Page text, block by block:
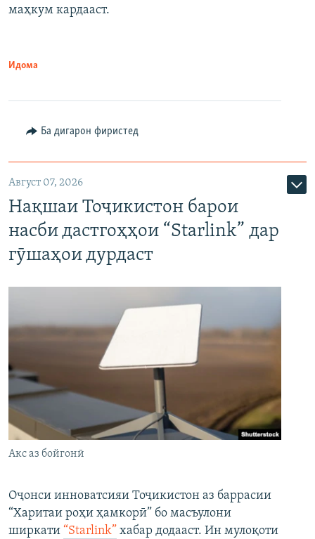
маҳкум кардааст.
Идома
Ба дигарон фиристед
Август 07, 2026
Нақшаи Тоҷикистон барои
насби дастгоҳҳои “Starlink” дар
гӯшаҳои дурдаст
Акс аз бойгонӣ
Оҷонси инноватсияи Тоҷикистон аз баррасии
“Харитаи роҳи ҳамкорӣ” бо масъулони
ширкати “Starlink” хабар додааст. Ин мулоқоти